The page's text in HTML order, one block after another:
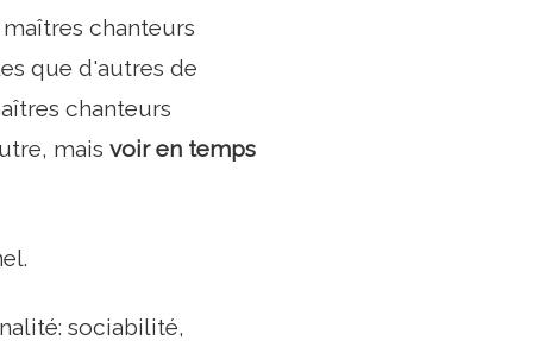
chanteurs
que d'autres de
chanteurs
mais voir en temps
sociabilité,